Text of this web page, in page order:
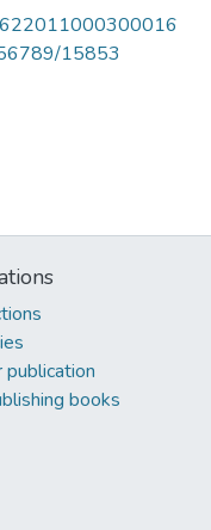
15853
publication
books